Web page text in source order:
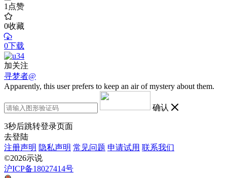
1点赞
0收藏
0下载
加关注
寻梦者@
Apparently, this user prefers to keep an air of mystery about them.
确认
3秒后跳转登录页面
去登陆
注册声明 隐私声明 常见问题 申请试用 联系我们
©2026示说
沪ICP备18027414号